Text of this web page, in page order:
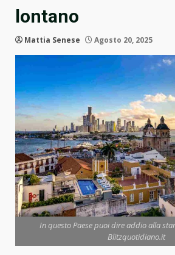
lontano
Mattia Senese Agosto 20, 2025
In questo Paese puoi dire addio alla
Blitzquotidiano.it